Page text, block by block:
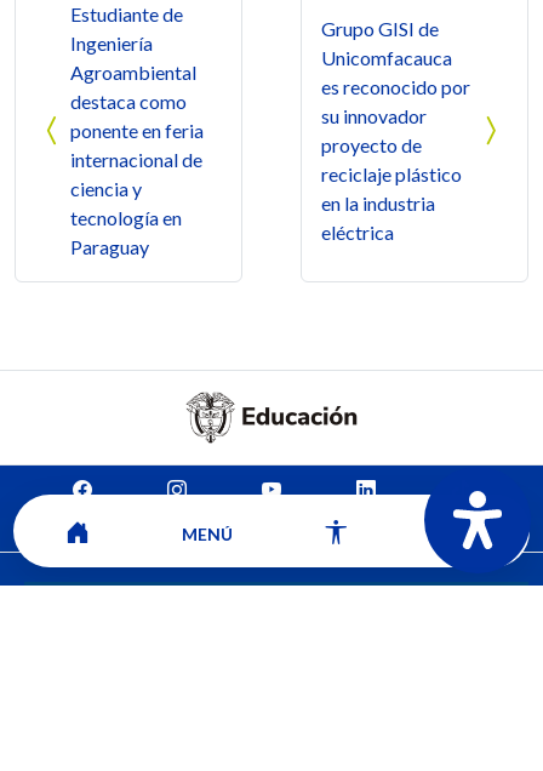
Estudiante de
Ingeniería
Agroambiental
destaca como
ponente en feria
internacional de
ciencia y
tecnología en
Paraguay
Grupo GISI de
Unicomfacauca
es reconocido por
su innovador
proyecto de
reciclaje plástico
en la industria
eléctrica
Mapa del sitio Ver ubicación y horarios de atención
MENÚ